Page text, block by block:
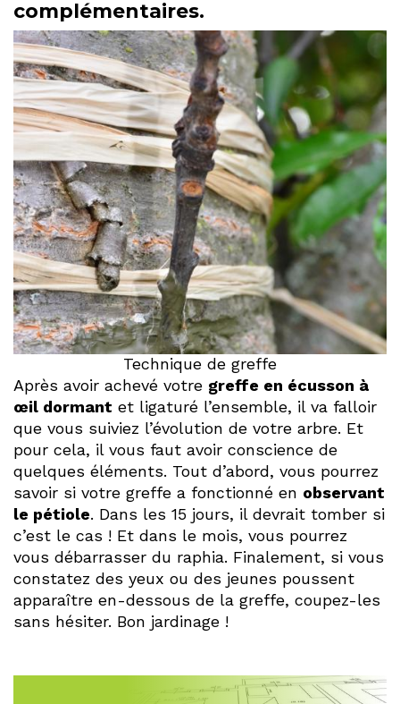
complémentaires.
Technique de greffe
Après avoir achevé votre greffe en écusson à
œil dormant et ligaturé l’ensemble, il va falloir
que vous suiviez l’évolution de votre arbre. Et
pour cela, il vous faut avoir conscience de
quelques éléments. Tout d’abord, vous pourrez
savoir si votre greffe a fonctionné en observant
le pétiole. Dans les 15 jours, il devrait tomber si
c’est le cas ! Et dans le mois, vous pourrez
vous débarrasser du raphia. Finalement, si vous
constatez des yeux ou des jeunes poussent
apparaître en-dessous de la greffe, coupez-les
sans hésiter. Bon jardinage !